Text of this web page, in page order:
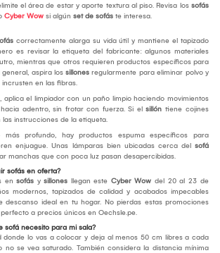
el área de estar y aporte textura al piso. Revisa los sofás
Cyber Wow si algún set de sofás te interesa.
correctamente alarga su vida útil y mantiene el tapizado
es revisar la etiqueta del fabricante: algunos materiales
mientras que otros requieren productos específicos para
aspira los sillones regularmente para eliminar polvo y
en las fibras.
aplica el limpiador con un paño limpio haciendo movimientos
adentro, sin frotar con fuerza. Si el sillón tiene cojines
las instrucciones de la etiqueta.
más profundo, hay productos espuma específicos para
enjuague. Unas lámparas bien ubicadas cerca del sofá
manchas que con poca luz pasan desapercibidas.
sofás en oferta?
en sofás y sillones llegan este Cyber Wow del 20 al 23 de
modernos, tapizados de calidad y acabados impecables
descanso ideal en tu hogar. No pierdas estas promociones
perfecto a precios únicos en Oechsle.pe.
sofá necesito para mi sala?
donde lo vas a colocar y deja al menos 50 cm libres a cada
no se vea saturado. También considera la distancia mínima